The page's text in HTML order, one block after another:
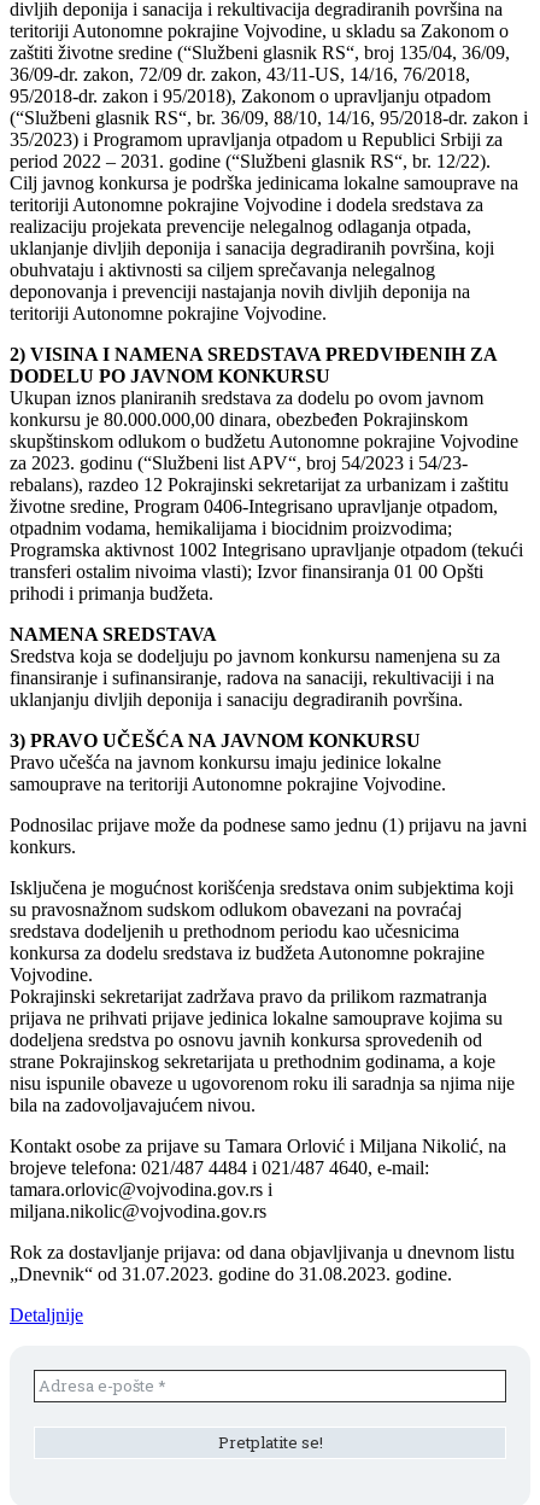
divljih deponija i sanacija i rekultivacija degradiranih površina na
teritoriji Autonomne pokrajine Vojvodine, u skladu sa Zakonom o
zaštiti životne sredine (“Službeni glasnik RS“, broj 135/04, 36/09,
36/09-dr. zakon, 72/09 dr. zakon, 43/11-US, 14/16, 76/2018,
95/2018-dr. zakon i 95/2018), Zakonom o upravljanju otpadom
(“Službeni glasnik RS“, br. 36/09, 88/10, 14/16, 95/2018-dr. zakon i
35/2023) i Programom upravljanja otpadom u Republici Srbiji za
period 2022 – 2031. godine (“Službeni glasnik RS“, br. 12/22).
Cilj javnog konkursa je podrška jedinicama lokalne samouprave na
teritoriji Autonomne pokrajine Vojvodine i dodela sredstava za
realizaciju projekata prevencije nelegalnog odlaganja otpada,
uklanjanje divljih deponija i sanacija degradiranih površina, koji
obuhvataju i aktivnosti sa ciljem sprečavanja nelegalnog
deponovanja i prevenciji nastajanja novih divljih deponija na
teritoriji Autonomne pokrajine Vojvodine.
2) VISINA I NAMENA SREDSTAVA PREDVIĐENIH ZA
DODELU PO JAVNOM KONKURSU
Ukupan iznos planiranih sredstava za dodelu po ovom javnom
konkursu je 80.000.000,00 dinara, obezbeđen Pokrajinskom
skupštinskom odlukom o budžetu Autonomne pokrajine Vojvodine
za 2023. godinu (“Službeni list APV“, broj 54/2023 i 54/23-
rebalans), razdeo 12 Pokrajinski sekretarijat za urbanizam i zaštitu
životne sredine, Program 0406-Integrisano upravljanje otpadom,
otpadnim vodama, hemikalijama i biocidnim proizvodima;
Programska aktivnost 1002 Integrisano upravljanje otpadom (tekući
transferi ostalim nivoima vlasti); Izvor finansiranja 01 00 Opšti
prihodi i primanja budžeta.
NAMENA SREDSTAVA
Sredstva koja se dodeljuju po javnom konkursu namenjena su za
finansiranje i sufinansiranje, radova na sanaciji, rekultivaciji i na
uklanjanju divljih deponija i sanaciju degradiranih površina.
3) PRAVO UČEŠĆA NA JAVNOM KONKURSU
Pravo učešća na javnom konkursu imaju jedinice lokalne
samouprave na teritoriji Autonomne pokrajine Vojvodine.
Podnosilac prijave može da podnese samo jednu (1) prijavu na javni
konkurs.
Isključena je mogućnost korišćenja sredstava onim subjektima koji
su pravosnažnom sudskom odlukom obavezani na povraćaj
sredstava dodeljenih u prethodnom periodu kao učesnicima
konkursa za dodelu sredstava iz budžeta Autonomne pokrajine
Vojvodine.
Pokrajinski sekretarijat zadržava pravo da prilikom razmatranja
prijava ne prihvati prijave jedinica lokalne samouprave kojima su
dodeljena sredstva po osnovu javnih konkursa sprovedenih od
strane Pokrajinskog sekretarijata u prethodnim godinama, a koje
nisu ispunile obaveze u ugovorenom roku ili saradnja sa njima nije
bila na zadovoljavajućem nivou.
Kontakt osobe za prijave su Tamara Orlović i Miljana Nikolić, na
brojeve telefona: 021/487 4484 i 021/487 4640, e-mail:
tamara.orlovic@vojvodina.gov.rs i
miljana.nikolic@vojvodina.gov.rs
Rok za dostavljanje prijava: od dana objavljivanja u dnevnom listu
„Dnevnik“ od 31.07.2023. godine do 31.08.2023. godine.
Detaljnije